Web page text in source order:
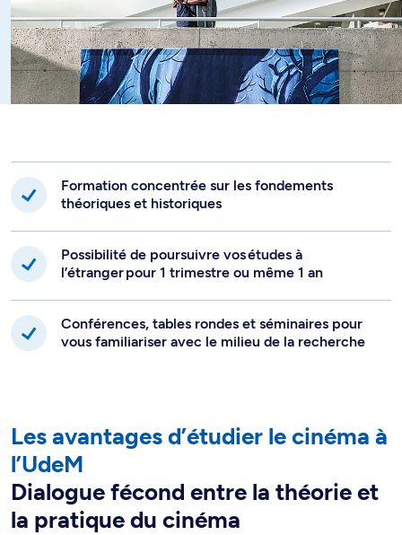
Formation concentrée sur les fondements
théoriques et historiques
Possibilité de poursuivre vos études à
l’étranger pour 1 trimestre ou même 1 an
Conférences, tables rondes et séminaires pour
vous familiariser avec le milieu de la recherche
Les avantages d’étudier le cinéma à
l’UdeM
Dialogue fécond entre la théorie et
la pratique du cinéma